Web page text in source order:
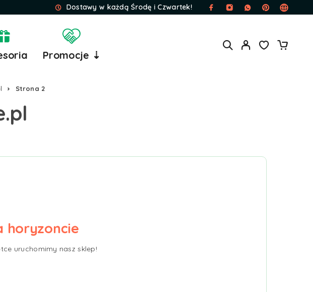
Dostawy w każdą Środę i Czwartek!
Promocje ⇣
Strona 2
horyzoncie
uruchomimy nasz sklep!